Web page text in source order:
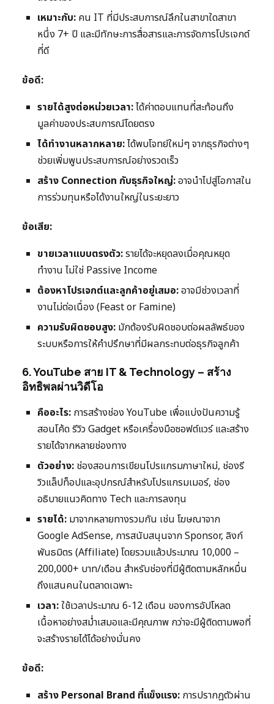
เหมาะกับ: คน IT ที่มีประสบการณ์ลึกในสาขาใดสาขา
หนึ่ง 7+ ปี และมีทักษะการสื่อสารและการจัดการโปรเจกต์
ที่ดี
ข้อดี:
รายได้สูงต่อหน่วยเวลา:ได้ค่าตอบแทนที่สะท้อนถึง
มูลค่าของประสบการณ์โดยตรง
ได้ทำงานหลากหลาย:ได้พบโจทย์ใหม่ๆ จากธุรกิจต่างๆ
ช่วยเพิ่มพูนประสบการณ์อย่างรวดเร็ว
สร้าง Connection กับธุรกิจใหญ่:อาจนำไปสู่โอกาสใน
การร่วมทุนหรือได้งานใหญ่ในระยะยาว
ข้อเสีย:
ขายเวลาแบบตรงตัว:รายได้จะหยุดลงเมื่อคุณหยุด
ทำงาน ไม่ใช่ Passive Income
ต้องหาโปรเจกต์และลูกค้าอยู่เสมอ:อาจมีช่วงเวลาที่
งานไม่ต่อเนื่อง (Feast or Famine)
ความรับผิดชอบสูง: มักต้องรับผิดชอบต่อผลลัพธ์ของ
ระบบหรือการให้คำปรึกษาที่มีผลกระทบต่อธุรกิจลูกค้า
6. YouTube สาย IT & Technology – สร้าง
อิทธิพลผ่านวิดีโอ
คืออะไร: การสร้างช่อง YouTube เพื่อแบ่งปันความรู้
สอนโค้ด รีวิว Gadget หรือเครื่องมือซอฟต์แวร์ และสร้าง
รายได้จากหลายช่องทาง
ตัวอย่าง: ช่องสอนการเขียนโปรแกรมภาษาใหม่, ช่องรี
วิวแล็ปท็อปและอุปกรณ์สำหรับโปรแกรมเมอร์, ช่อง
อธิบายแนวคิดทาง Tech และการลงทุน
รายได้: มาจากหลายทางรวมกัน เช่น โฆษณาจาก
Google AdSense, การสนับสนุนจาก Sponsor, ลิงก์
พันธมิตร (Affiliate) โดยรวมแล้วประมาณ 10,000 –
200,000+ บาท/เดือน สำหรับช่องที่มีผู้ติดตามหลักหมื่น
ถึงแสนคนในตลาดเฉพาะ
เวลา:ใช้เวลาประมาณ 6-12 เดือน ของการอัปโหลด
เนื้อหาอย่างสม่ำเสมอและมีคุณภาพ กว่าจะมีผู้ติดตามพอที่
จะสร้างรายได้ได้อย่างมั่นคง
ข้อดี:
สร้าง Personal Brand ที่แข็งแรง: การปรากฏตัวผ่าน